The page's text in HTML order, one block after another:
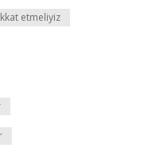
etmeliyiz